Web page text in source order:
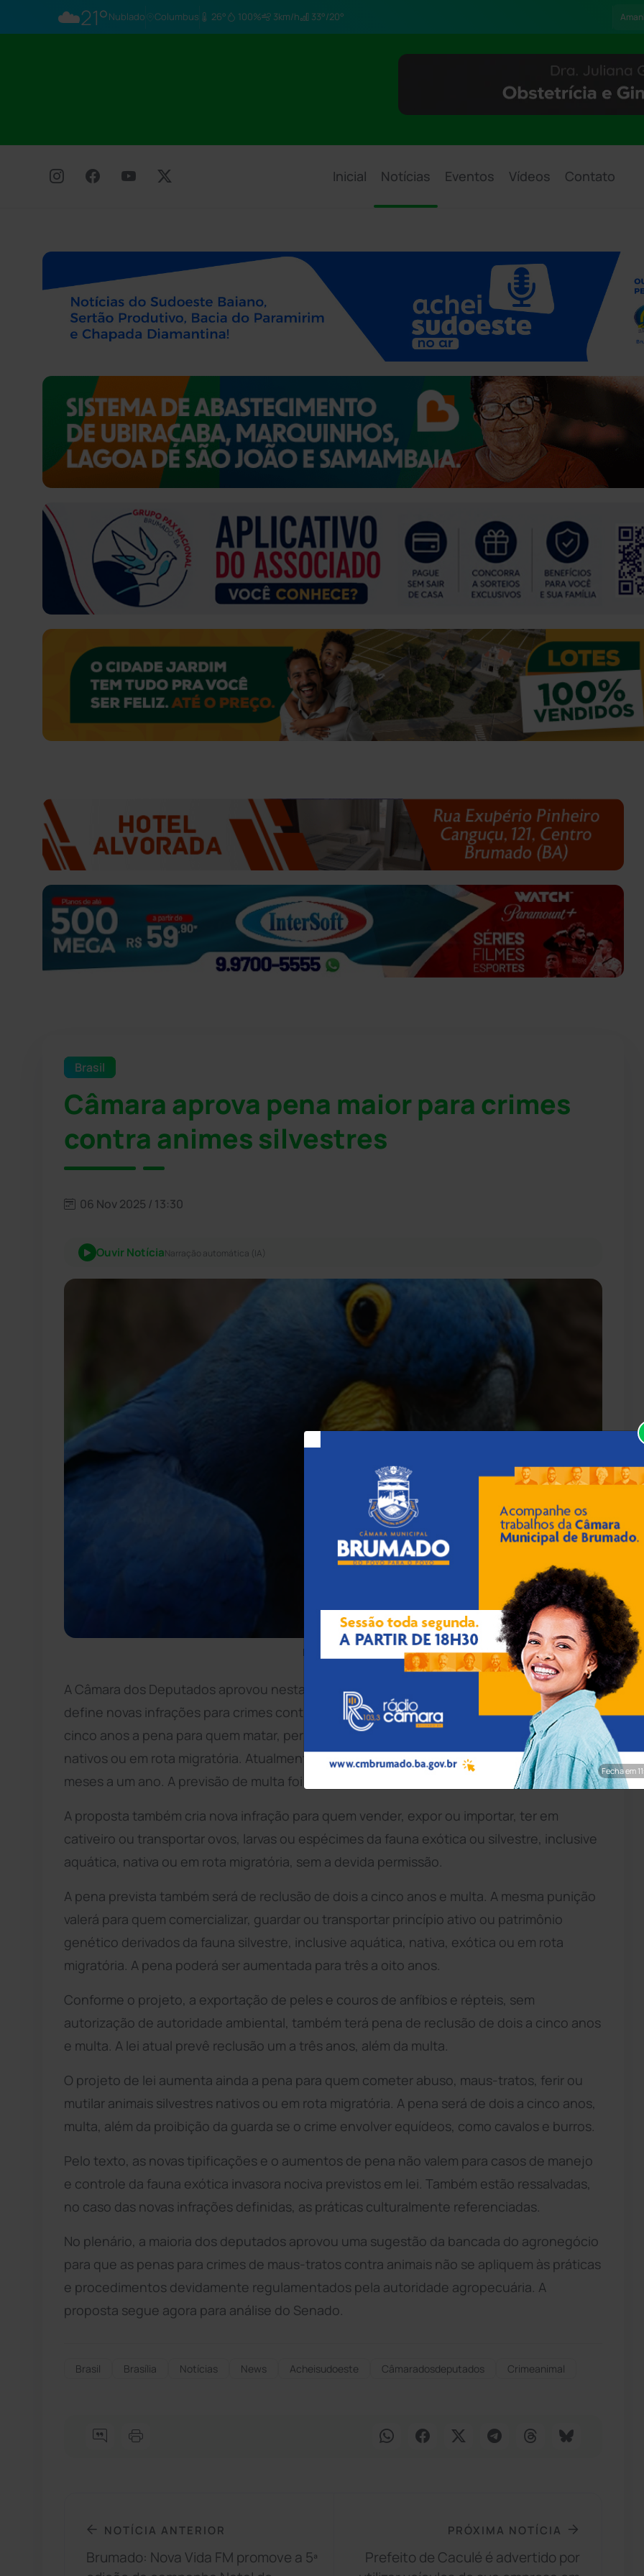
☁️21°Nublado Columbus 26° 100% 3km/h 33°/20°
Inicial Notícias Eventos Vídeos Contato
Brasil
Câmara aprova pena maior para crimes
contra animes silvestres
06 Nov 2025 / 13:30
Ouvir NotíciaNarração automática (IA)
Foto: Pixabay
A Câmara dos Deputados aprovou nesta quarta-feira (5) projeto que amplia penas e
define novas infrações para crimes contra animais silvestres. O texto amplia para dois a
cinco anos a pena para quem matar, perseguir e apanhar espécimes da fauna silvestre,
nativos ou em rota migratória. Atualmente, a punição prevista é de detenção de seis
meses a um ano. A previsão de multa foi mantida.
A proposta também cria nova infração para quem vender, expor ou importar, ter em
cativeiro ou transportar ovos, larvas ou espécimes da fauna exótica ou silvestre, inclusive
aquática, nativa ou em rota migratória, sem a devida permissão.
A pena prevista também será de reclusão de dois a cinco anos e multa. A mesma punição
valerá para quem comercializar, guardar ou transportar princípio ativo ou patrimônio
genético derivados da fauna silvestre, inclusive aquática, nativa, exótica ou em rota
migratória. A pena poderá ser aumentada para três a oito anos.
Conforme o projeto, a exportação de peles e couros de anfíbios e répteis, sem
autorização de autoridade ambiental, também terá pena de reclusão de dois a cinco anos
e multa. A lei atual prevê reclusão um a três anos, além da multa.
O projeto de lei aumenta ainda a pena para quem cometer abuso, maus-tratos, ferir ou
mutilar animais silvestres nativos ou em rota migratória. A pena será de dois a cinco anos,
multa, além da proibição da guarda se o crime envolver equídeos, como cavalos e burros.
Pelo texto, as novas tipificações e o aumentos de pena não valem para casos de manejo
e controle da fauna exótica invasora nociva previstos em lei. Também estão ressalvadas,
no caso das novas infrações definidas, as práticas culturalmente referenciadas.
No plenário, a maioria dos deputados aprovou uma sugestão da bancada do agronegócio
para que as penas para crimes de maus-tratos contra animais não se apliquem às práticas
e procedimentos devidamente regulamentados pela autoridade agropecuária. A
proposta segue agora para análise do Senado.
Brasil Brasília Notícias News Acheisudoeste Câmaradosdeputados Crimeanimal
NOTÍCIA ANTERIOR
Brumado: Nova Vida FM promove a 5ª
PRÓXIMA NOTÍCIA
Prefeito de Caculé é advertido por
Fecha em